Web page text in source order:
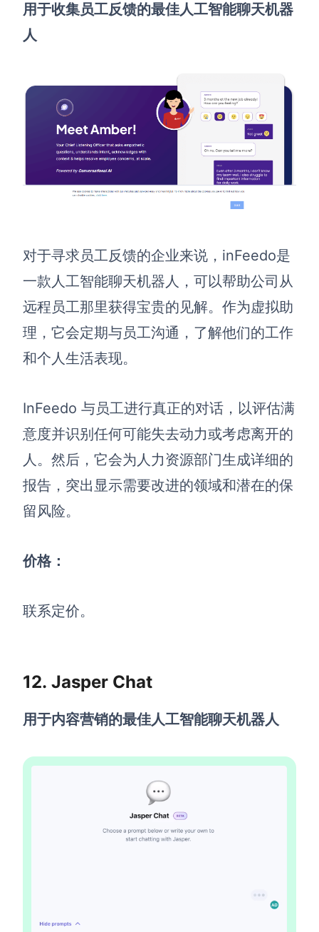
用于收集员工反馈的最佳人工智能聊天机器
人
对于寻求员工反馈的企业来说， inFeedo是
一款人工智能聊天机器人，可以帮助公司从
远程员工那里获得宝贵的见解。作为虚拟助
理，它会定期与员工沟通，了解他们的工作
和个人生活表现。
InFeedo 与员工进行真正的对话，以评估满
意度并识别任何可能失去动力或考虑离开的
人。然后，它会为人力资源部门生成详细的
报告，突出显示需要改进的领域和潜在的保
留风险。
价格：
联系定价。
12. Jasper Chat
用于内容营销的最佳人工智能聊天机器人